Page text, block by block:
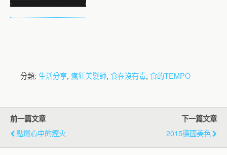
分類: 生活分享, 瘋狂美髮師, 食在沒有毒, 食的TEMPO
前一篇文章
點燃心中的煙火
下一篇文章
2015德國美色